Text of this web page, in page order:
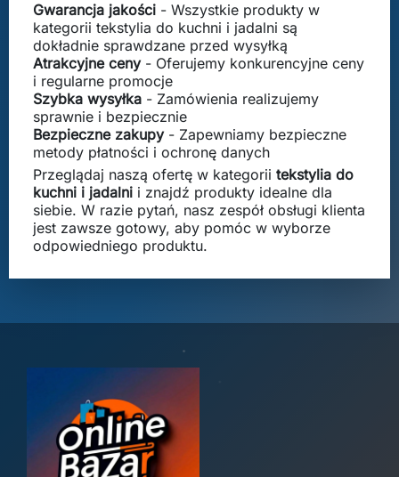
Gwarancja jakości - Wszystkie produkty w
kategorii tekstylia do kuchni i jadalni są
dokładnie sprawdzane przed wysyłką
Atrakcyjne ceny- Oferujemy konkurencyjne ceny
i regularne promocje
Szybka wysyłka - Zamówienia realizujemy
sprawnie i bezpiecznie
Bezpieczne zakupy- Zapewniamy bezpieczne
metody płatności i ochronę danych
Przeglądaj naszą ofertę w kategorii tekstylia do
kuchni i jadalni i znajdź produkty idealne dla
siebie. W razie pytań, nasz zespół obsługi klienta
jest zawsze gotowy, aby pomóc w wyborze
odpowiedniego produktu.